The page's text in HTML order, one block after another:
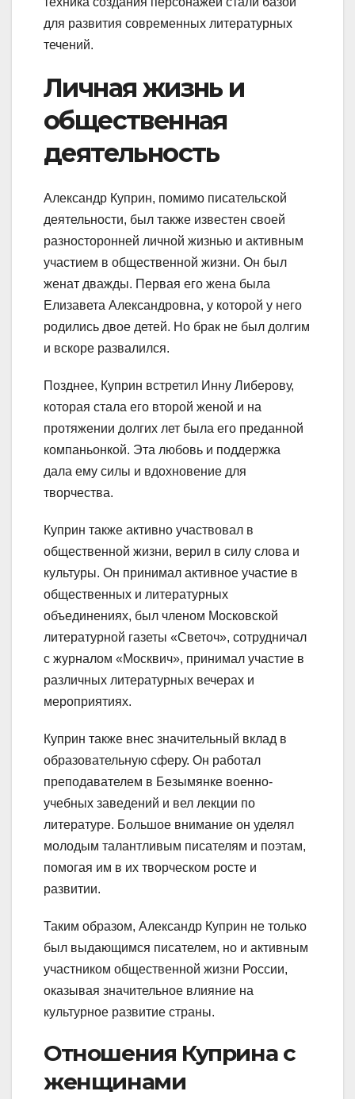
для развития современных литературных
течений.
Личная жизнь и
общественная
деятельность
Александр Куприн, помимо писательской
деятельности, был также известен своей
разносторонней личной жизнью и активным
участием в общественной жизни. Он был
женат дважды. Первая его жена была
Елизавета Александровна, у которой у него
родились двое детей. Но брак не был долгим
и вскоре развалился.
Позднее, Куприн встретил Инну Либерову,
которая стала его второй женой и на
протяжении долгих лет была его преданной
компаньонкой. Эта любовь и поддержка
дала ему силы и вдохновение для
творчества.
Куприн также активно участвовал в
общественной жизни, верил в силу слова и
культуры. Он принимал активное участие в
общественных и литературных
объединениях, был членом Московской
литературной газеты «Светоч», сотрудничал
с журналом «Москвич», принимал участие в
различных литературных вечерах и
мероприятиях.
Куприн также внес значительный вклад в
образовательную сферу. Он работал
преподавателем в Безымянке военно-
учебных заведений и вел лекции по
литературе. Большое внимание он уделял
молодым талантливым писателям и поэтам,
помогая им в их творческом росте и
развитии.
Таким образом, Александр Куприн не только
был выдающимся писателем, но и активным
участником общественной жизни России,
оказывая значительное влияние на
культурное развитие страны.
Отношения Куприна с
женщинами